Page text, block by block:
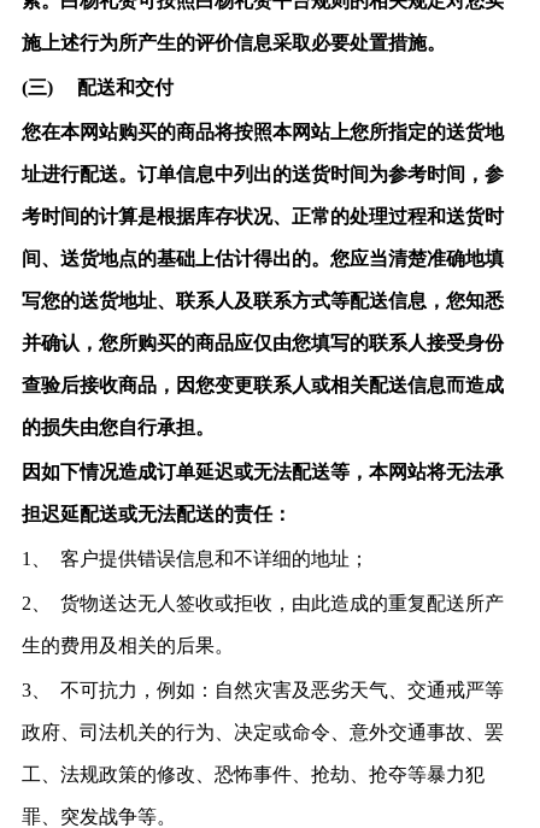
施上述行为所产生的评价信息采取必要处置措施。
(三) 配送和交付
您在本网站购买的商品将按照本网站上您所指定的送货地
址进行配送。订单信息中列出的送货时间为参考时间，参
考时间的计算是根据库存状况、正常的处理过程和送货时
间、送货地点的基础上估计得出的。您应当清楚准确地填
写您的送货地址、联系人及联系方式等配送信息，您知悉
并确认，您所购买的商品应仅由您填写的联系人接受身份
查验后接收商品，因您变更联系人或相关配送信息而造成
的损失由您自行承担。
因如下情况造成订单延迟或无法配送等，本网站将无法承
担迟延配送或无法配送的责任：
1、 客户提供错误信息和不详细的地址；
2、 货物送达无人签收或拒收，由此造成的重复配送所产
生的费用及相关的后果。
3、 不可抗力，例如：自然灾害及恶劣天气、交通戒严等
政府、司法机关的行为、决定或命令、意外交通事故、罢
工、法规政策的修改、恐怖事件、抢劫、抢夺等暴力犯
罪、突发战争等。